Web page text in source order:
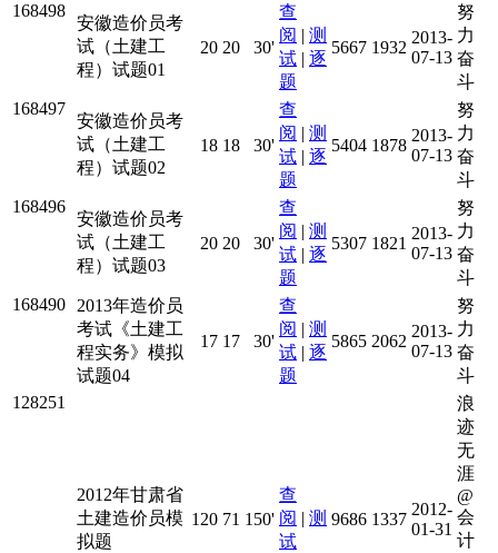
168498
安徽造价员考
试（土建工
程）试题01
20 20 30'
查
阅 | 测
试 | 逐
题
5667 1932
2013-
07-13
努
力
奋
斗
168497
安徽造价员考
试（土建工
程）试题02
18 18 30'
查
阅 | 测
试 | 逐
题
5404 1878
2013-
07-13
努
力
奋
斗
168496
安徽造价员考
试（土建工
程）试题03
20 20 30'
查
阅 | 测
试 | 逐
题
5307 1821
2013-
07-13
努
力
奋
斗
168490
2013年造价员
考试《土建工
程实务》模拟
试题04
17 17 30'
查
阅 | 测
试 | 逐
题
5865 2062
2013-
07-13
努
力
奋
斗
128251
2012年甘肃省
土建造价员模
拟题
120 71 150'
查
阅 | 测
试
9686 1337
2012-
01-31
浪
迹
无
涯
@
会
计